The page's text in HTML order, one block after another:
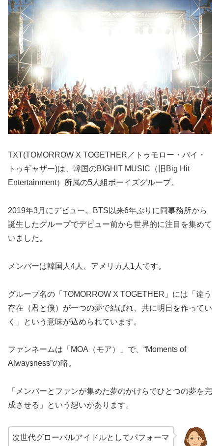
TXT(TOMORROW X TOGETHER／トゥモロー・バイ・
トゥギャザー)は、韓国のBIGHIT MUSIC（旧Big Hit
Entertainment）所属の5人組ボーイズグループ。
2019年3月にデビュー。BTS以来6年ぶりに同事務所から
誕生したグループでデビュー前から世界的に注目を集めて
いました。
メンバーは韓国人4人、アメリカ人1人です。
グループ名の「TOMORROW X TOGETHER」には「違う
存在（君と僕）が一つの夢で結ばれ、共に明日を作ってい
く」という意味が込められています。
ファンネームは「MOA（モア）」で、“Moments of
Alwaysness”の略。
「メンバーとファンが集めた夢のかけらでひとつの夢を完
成させる」という想いがあります。
次世代グローバルアイドルとしてパフォーマ